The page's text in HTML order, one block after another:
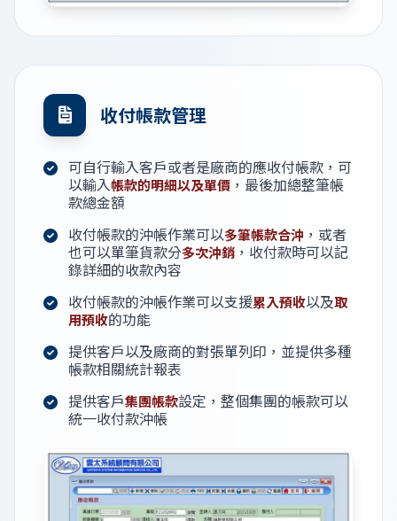
收付帳款管理
可自行輸入客戶或者是廠商的應收付帳款，可
以輸入帳款的明細以及單價 ，最後加總整筆帳
款總金額
收付帳款的沖帳作業可以多筆帳款合沖 ，或者
也可以單筆貨款分多次沖銷 ，收付款時可以記
錄詳細的收款內容
收付帳款的沖帳作業可以支援累入預收以及取
用預收的功能
提供客戶以及廠商的對張單列印，並提供多種
帳款相關統計報表
提供客戶集團帳款設定，整個集團的帳款可以
統一收付款沖帳